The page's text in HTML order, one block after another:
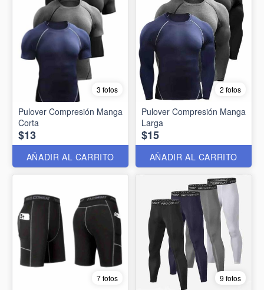
3 fotos
Pulover Compresión Manga
Corta
$13
AÑADIR AL CARRITO
2 fotos
Pulover Compresión Manga
Larga
$15
AÑADIR AL CARRITO
7 fotos 9 fotos